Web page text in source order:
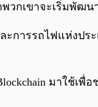
วกเขาจะเริ่มพัฒน
การรถไฟแห่งประ
มาใช้เ